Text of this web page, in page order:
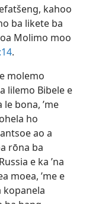
kahoo
ba likete ba
Molimo moo
.
molemo
lilemo Bibele e
bona, ’me
ho
ao a
rōna ba
e ka ’na
moea, ’me e
kopanela